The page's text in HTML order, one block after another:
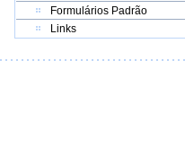
Formulários Padrão
Links